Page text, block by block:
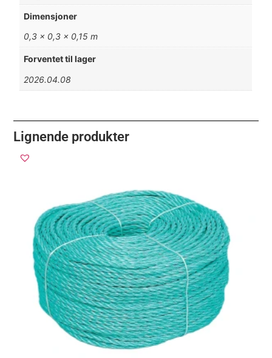
Dimensjoner
0,3 × 0,3 × 0,15 m
Forventet til lager
2026.04.08
Lignende produkter